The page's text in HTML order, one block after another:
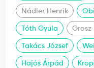
Nádler Henrik
Tóth Gyula
Grosz
Takács József
Hajós Árpád